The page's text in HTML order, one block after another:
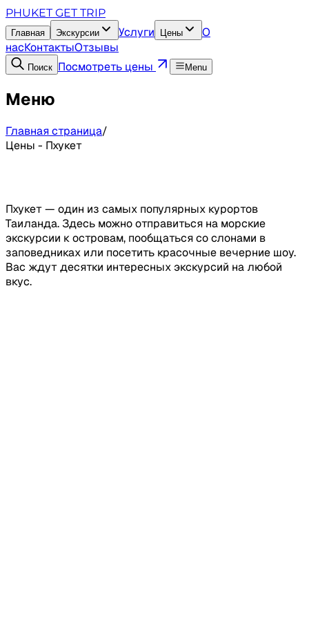
PHUKET GET TRIP
Главная Экскурсии Услуги Цены
О
насКонтактыОтзывы
Поиск Посмотреть цены Menu
Меню
Главная страница/
Цены - Пхукет
Пхукет — один из самых популярных курортов
Таиланда. Здесь можно отправиться на морские
экскурсии к островам, пообщаться со слонами в
заповедниках или посетить красочные вечерние шоу.
Вас ждут десятки интересных экскурсий на любой
вкус.